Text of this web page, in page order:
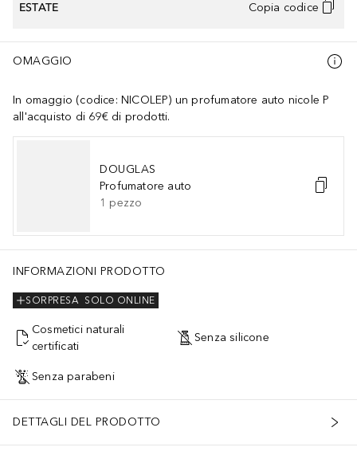
ESTATE Copia codice
OMAGGIO
In omaggio (codice: NICOLEP) un profumatore auto nicole P
all'acquisto di 69€ di prodotti.
DOUGLAS
Profumatore auto
1 pezzo
INFORMAZIONI PRODOTTO
SOLO ONLINE
SORPRESA
Cosmetici naturali
certificati
Senza silicone
Senza parabeni
DETTAGLI DEL PRODOTTO